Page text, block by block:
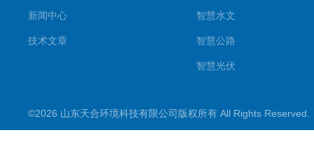
新闻中心
技术文章
智慧水文
智慧公路
智慧光伏
智慧农业
©2026 山东天合环境科技有限公司版权所有 All Rights